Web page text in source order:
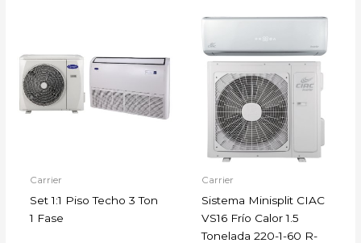
Carrier
Set 1:1 Piso Techo 3 Ton
1 Fase
Carrier
Sistema Minisplit CIAC
VS16 Frío Calor 1.5
Tonelada 220-1-60 R-